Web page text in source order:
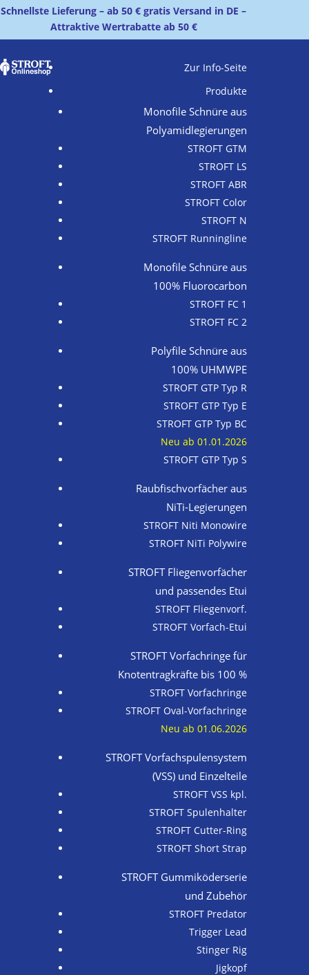
Schnellste Lieferung – ab 50 € gratis Versand in DE –
Attraktive Wertrabatte ab 50 €
Zur Info-Seite
Produkte
Monofile Schnüre aus
Polyamidlegierungen
STROFT GTM
STROFT LS
STROFT ABR
STROFT Color
STROFT N
STROFT Runningline
Monofile Schnüre aus
100% Fluorocarbon
STROFT FC 1
STROFT FC 2
Polyfile Schnüre aus
100% UHMWPE
STROFT GTP Typ R
STROFT GTP Typ E
STROFT GTP Typ BC
Neu ab 01.01.2026
STROFT GTP Typ S
Raubfischvorfächer aus
NiTi-Legierungen
STROFT Niti Monowire
STROFT NiTi Polywire
STROFT Fliegenvorfächer
und passendes Etui
STROFT Fliegen­vorf.
STROFT Vorfach-Etui
STROFT Vorfachringe für
Knotentragkräfte bis 100 %
STROFT Vorfachringe
STROFT Oval-Vorfachringe
Neu ab 01.06.2026
STROFT Vorfach­spulen­system
(VSS) und Einzelteile
STROFT VSS kpl.
STROFT Spulenhalter
STROFT Cutter-Ring
STROFT Short Strap
STROFT Gummiköderserie
und Zubehör
STROFT Predator
Trigger Lead
Stinger Rig
Jigkopf